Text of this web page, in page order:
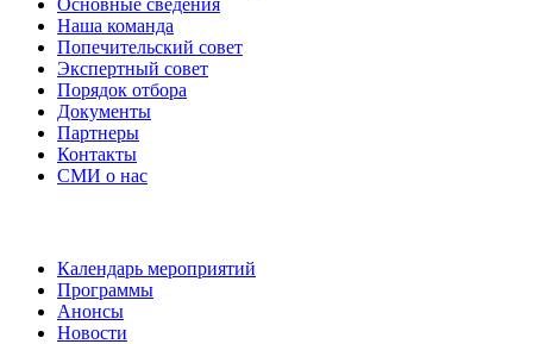
Основные сведения
Наша команда
Попечительский совет
Экспертный совет
Порядок отбора
Документы
Партнеры
Контакты
СМИ о нас
Календарь мероприятий
Программы
Анонсы
Новости